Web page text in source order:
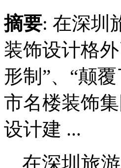
摘要: 在深圳
装饰设计格
形制”、“颠
市名楼装饰
设计建 ...
在深圳旅